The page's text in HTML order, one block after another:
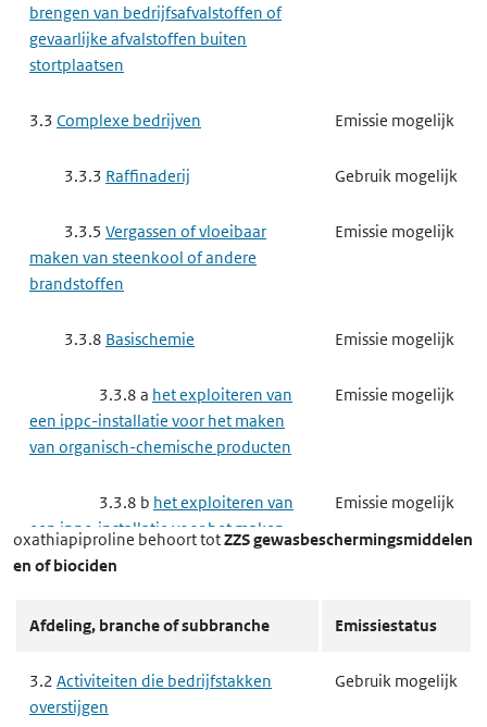
brengen van bedrijfsafvalstoffen of
gevaarlijke afvalstoffen buiten
stortplaatsen
3.3 Complexe bedrijven Emissie mogelijk
3.3.3 Raffinaderij Gebruik mogelijk
3.3.5 Vergassen of vloeibaar
maken van steenkool of andere
brandstoffen
Emissie mogelijk
3.3.8 Basischemie Emissie mogelijk
3.3.8 a het exploiteren van
een ippc-installatie voor het maken
van organisch-chemische producten
Emissie mogelijk
3.3.8 b het exploiteren van
een ippc-installatie voor het maken
van anorganisch-chemische
Emissie mogelijk
3.3.8 dhet exploiteren van
van producten voor
gewasbescherming of van biociden
Gebruik mogelijk
oxathiapiproline behoort totZZS gewasbeschermingsmiddelen
en of biociden
Afdeling, branche of subbranche Emissiestatus
3.2 Activiteiten die bedrijfstakken
overstijgen
Gebruik mogelijk